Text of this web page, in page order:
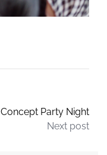
Concept Party Night
Next post